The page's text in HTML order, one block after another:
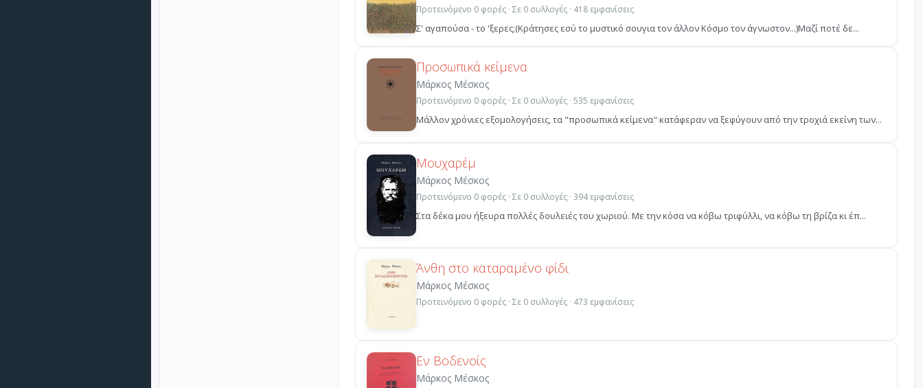
Προτεινόμενο 0 φορές · Σε 0 συλλογές · 418 εμφανίσεις
Σ' αγαπούσα - το 'ξερες;(Κράτησες εσύ το μυστικό σουγια τον άλλον Κόσμο τον άγνωστον...)Μαζί ποτέ δε...
Προσωπικά κείμενα
Μάρκος Μέσκος
Προτεινόμενο 0 φορές · Σε 0 συλλογές · 535 εμφανίσεις
Μάλλον χρόνιες εξομολογήσεις, τα "προσωπικά κείμενα" κατάφεραν να ξεφύγουν από την τροχιά εκείνη των...
Μουχαρέμ
Μάρκος Μέσκος
Προτεινόμενο 0 φορές · Σε 0 συλλογές · 394 εμφανίσεις
Στα δέκα μου ήξευρα πολλές δουλειές του χωριού. Με την κόσα να κόβω τριφύλλι, να κόβω τη βρίζα κι έπ...
Άνθη στο καταραμένο φίδι
Μάρκος Μέσκος
Προτεινόμενο 0 φορές · Σε 0 συλλογές · 473 εμφανίσεις
Εν Βοδενοίς
Μάρκος Μέσκος